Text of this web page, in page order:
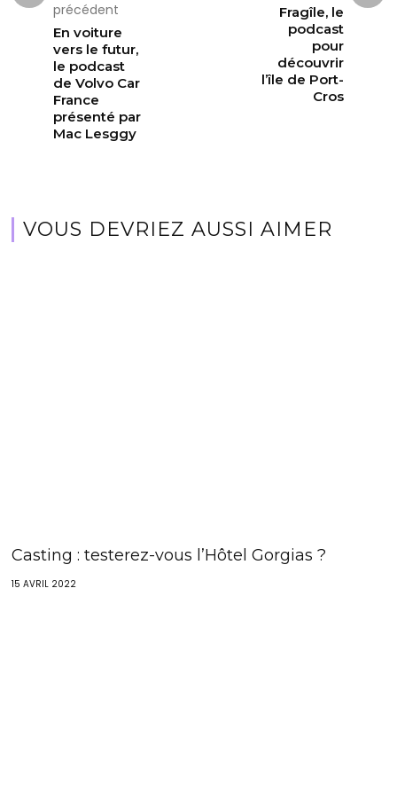
précédent
En voiture
vers le futur,
le podcast
de Volvo Car
France
présenté par
Mac Lesggy
Fragîle, le
podcast
pour
découvrir
l’île de Port-
Cros
VOUS DEVRIEZ AUSSI AIMER
Casting : testerez-vous l’Hôtel Gorgias ?
15 AVRIL 2022